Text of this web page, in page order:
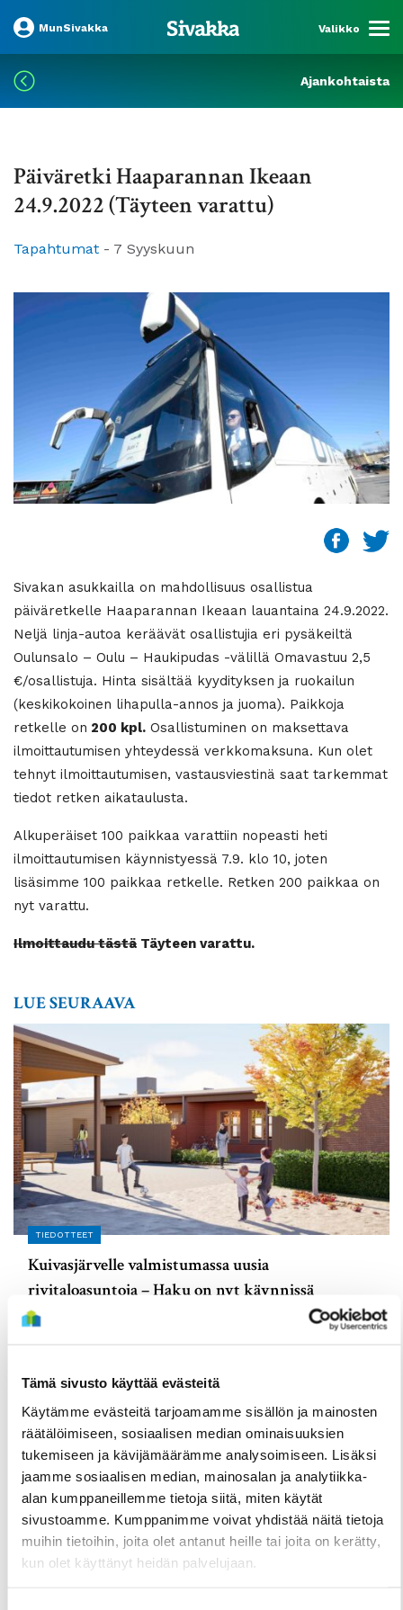
Tämä sivusto käyttää evästeitä
Käytämme evästeitä tarjoamamme sisällön ja mainosten
räätälöimiseen, sosiaalisen median ominaisuuksien
tukemiseen ja kävijämäärämme analysoimiseen. Lisäksi
jaamme sosiaalisen median, mainosalan ja analytiikka-
alan kumppaneillemme tietoja siitä, miten käytät
sivustoamme. Kumppanimme voivat yhdistää näitä tietoja
muihin tietoihin, joita olet antanut heille tai joita on kerätty,
kun olet käyttänyt heidän palvelujaan.
MunSivakka Valikko
Ajankohtaista
Päiväretki Haaparannan Ikeaan
24.9.2022 (Täyteen varattu)
Tapahtumat - 7 Syyskuun
Sivakan asukkailla on mahdollisuus osallistua
päiväretkelle Haaparannan Ikeaan lauantaina 24.9.2022.
Neljä linja-autoa keräävät osallistujia eri pysäkeiltä
Oulunsalo – Oulu – Haukipudas -välillä Omavastuu 2,5
€/osallistuja. Hinta sisältää kyydityksen ja ruokailun
(keskikokoinen lihapulla-annos ja juoma). Paikkoja
retkelle on 200 kpl. Osallistuminen on maksettava
ilmoittautumisen yhteydessä verkkomaksuna. Kun olet
tehnyt ilmoittautumisen, vastausviestinä saat tarkemmat
tiedot retken aikataulusta.
Alkuperäiset 100 paikkaa varattiin nopeasti heti
ilmoittautumisen käynnistyessä 7.9. klo 10, joten
lisäsimme 100 paikkaa retkelle. Retken 200 paikkaa on
nyt varattu.
Ilmoittaudu tästä Täyteen varattu.
LUE SEURAAVA
TIEDOTTEET
Kuivasjärvelle valmistumassa uusia
rivitaloasuntoja – Haku on nyt käynnissä
3 Elokuun